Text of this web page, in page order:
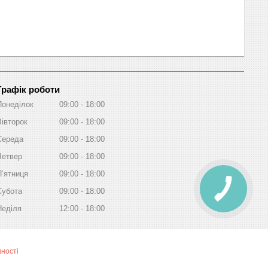
роботи
09:00
18:00
09:00
18:00
09:00
18:00
09:00
18:00
09:00
18:00
09:00
18:00
12:00 18:00